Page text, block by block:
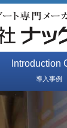
Introduction
導入事例